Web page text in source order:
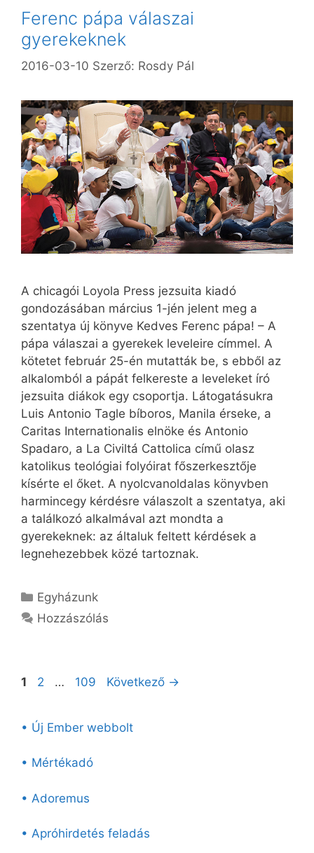
Ferenc pápa válaszai
gyerekeknek
2016-03-10 Szerző: Rosdy Pál
A chicagói Loyola Press jezsuita kiadó
gondozásában március 1-jén jelent meg a
szentatya új könyve Kedves Ferenc pápa! – A
pápa ­válaszai a gyerekek leveleire címmel. A
kötetet február 25-én mutatták be, s ebből az
alkalomból a pápát felkereste a leveleket író
jezsuita diákok egy csoportja. Látogatásukra
Luis Antonio Tagle bíboros, Manila érseke, a
Caritas Internationalis elnöke és Antonio
Spadaro, a La Civiltá Cattolica című olasz
katolikus teológiai folyóirat főszerkesztője
kísérte el őket. A nyolcvanoldalas könyvben
harmincegy kérdésre válaszolt a szentatya, aki
a találkozó alkalmával azt mondta a
gyerekeknek: az általuk feltett kérdések a
legnehezebbek közé tartoznak.
Kategória
Egyházunk
Hozzászólás
Oldal
1 Oldal
2 … Oldal
109 Következő →
• Új Ember webbolt
• Mértékadó
• Adoremus
• Apróhirdetés feladás